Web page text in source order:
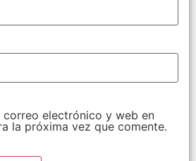
correo electrónico y web en
la próxima vez que comente.